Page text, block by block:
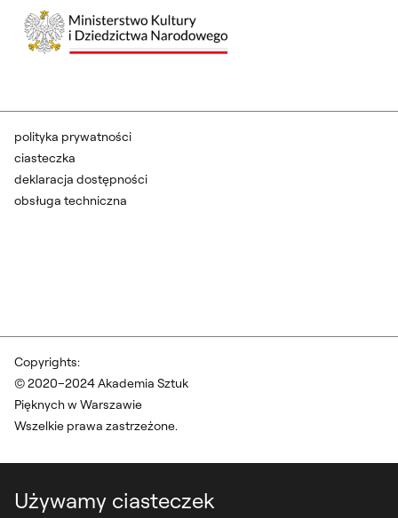
Używamy ciasteczek
Copyrights:
© 2020–2024 Akademia Sztuk
Pięknych w Warszawie
Wszelkie prawa zastrzeżone.
polityka prywatności
ciasteczka
deklaracja dostępności
obsługa techniczna